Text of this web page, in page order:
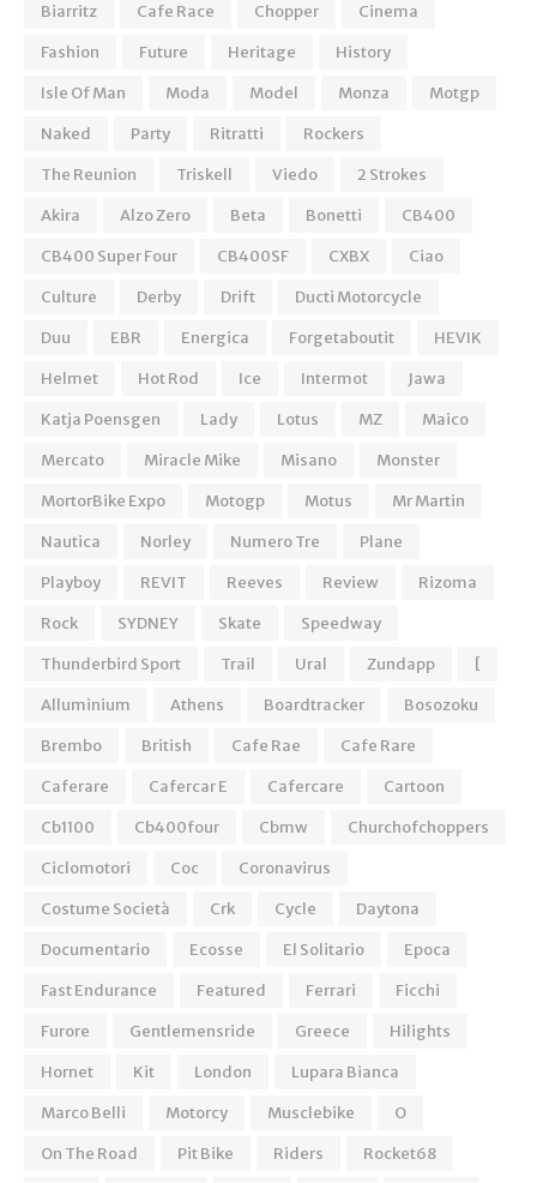
Biarritz
Cafe Race Chopper
Cinema
Fashion
Future Heritage
History
Isle Of Man
Moda Model Monza
Motgp
Naked
Party Ritratti
Rockers
The Reunion
Triskell Viedo
2 Strokes
Akira
Alzo Zero Beta Bonetti
CB400
CB400 Super Four
CB400SF CXBX
Ciao
Culture
Derby Drift
Ducti Motorcycle
Duu
EBR Energica Forgetaboutit
HEVIK
Helmet
Hot Rod Ice Intermot
Jawa
Katja Poensgen
Lady Lotus MZ
Maico
Mercato
Miracle Mike Misano
Monster
MortorBike Expo
Motogp Motus
Mr Martin
Nautica
Norley Numero Tre
Plane
Playboy
REVIT Reeves Review
Rizoma
Rock
SYDNEY Skate
Speedway
Thunderbird Sport
Trail Ural Zundapp
[
Alluminium
Athens Boardtracker
Bosozoku
Brembo
British Cafe Rae
Cafe Rare
Caferare
Cafercar E Cafercare
Cartoon
Cb1100
Cb400four Cbmw
Churchofchoppers
Ciclomotori
Coc
Coronavirus
Costume Società
Crk Cycle
Daytona
Documentario
Ecosse El Solitario
Epoca
Fast Endurance
Featured Ferrari
Ficchi
Furore
Gentlemensride Greece
Hilights
Hornet
Kit London
Lupara Bianca
Marco Belli
Motorcy Musclebike
O
On The Road
Pit Bike Riders
Rocket68